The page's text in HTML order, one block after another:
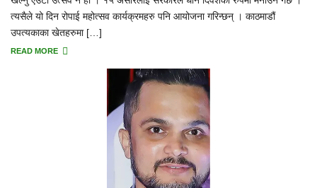
त्यसैले यो दिन रोपाई महोत्सव कार्यक्रमहरु पनि आयोजना गरिन्छन् । काठमाडौं
उपत्यकाका खेतहरुमा […]
READ MORE